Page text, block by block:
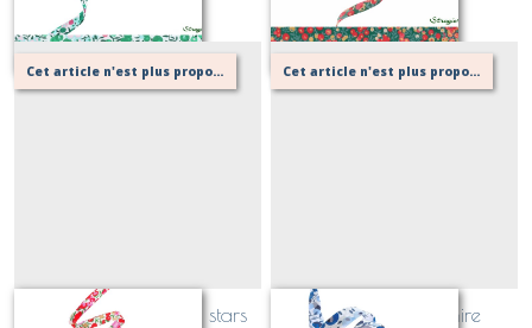
Cet article n'est plus proposé, retournez au menu principal ou contactez moi!
Biais Liberty Wiltshire stars
Cet article n'est plus proposé, retournez au menu principal ou contactez moi!
Biais Liberty Wiltshire